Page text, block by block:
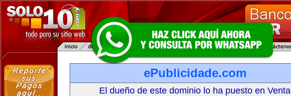
ePublicidade.com
El dueño de este dominio lo ha puesto en Venta